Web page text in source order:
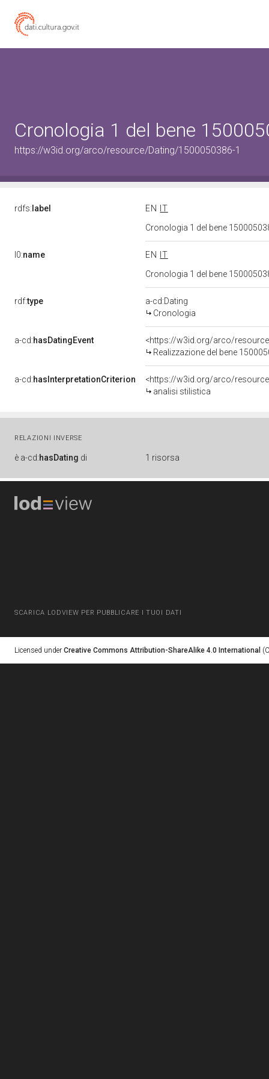
Cronologia 1 del bene
https://w3id.org/arco/resource/Dating/1500050386-1
rdfs: label EN
IT
Cronologia 1 del bene
l0:name EN
IT
Cronologia 1 del bene
rdf:type
a-cd:Dating
Cronologia
a-cd:hasDatingEvent
<https://w3id.org/arco/
Realizzazione del bene
a-cd:hasInterpretationCriterion
<https://w3id.org/arco/
analisi stilistica
RELAZIONI INVERSE
è a-cd:hasDating di 1 risorsa
SCARICA LODVIEW PER PUBBLICARE I TUOI DATI
Licensed under Creative Commons Attribution-ShareAlike 4.0 International